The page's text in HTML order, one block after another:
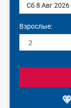
Сб 8 Авг 2026
Взрослые: